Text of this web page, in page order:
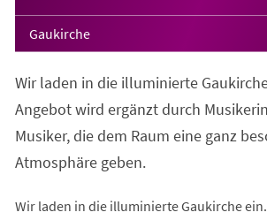
Gaukirche
Wir laden in die illuminierte
Angebot wird ergänzt durch
Musiker, die dem Raum eine ganz
Atmosphäre geben.
Wir laden in die illuminierte Gaukirche